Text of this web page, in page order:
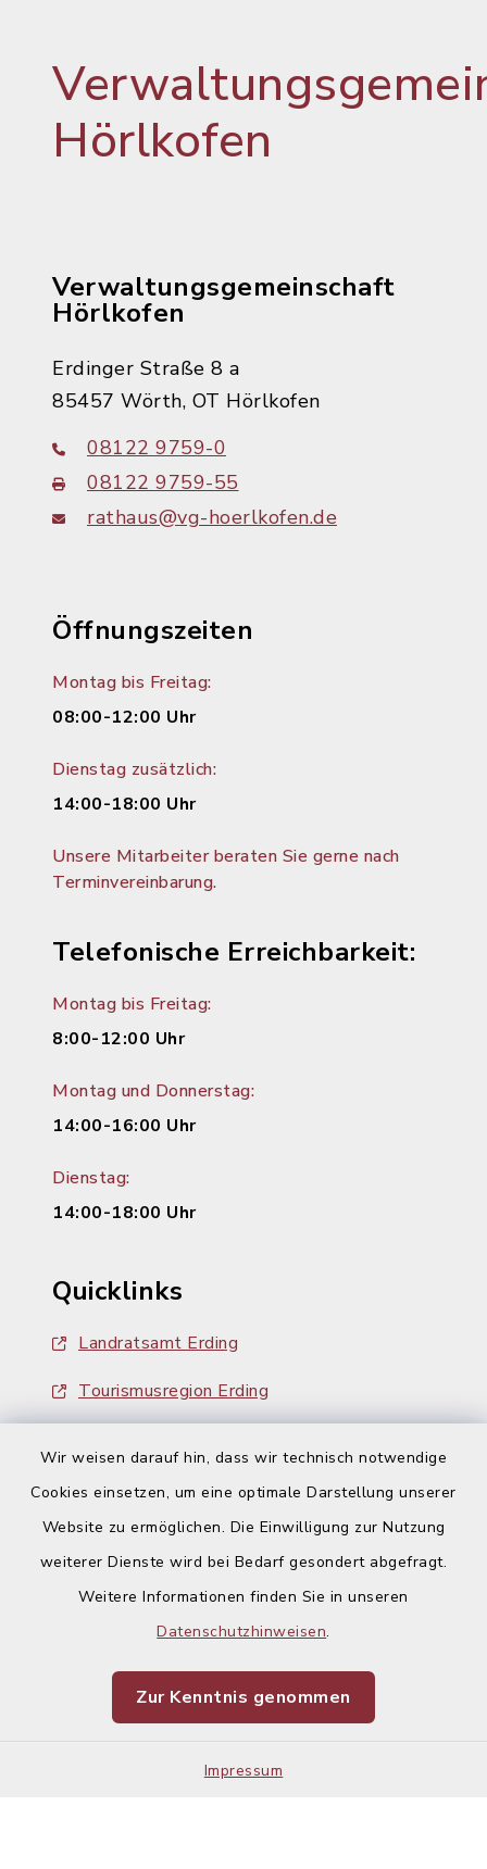
Wir weisen darauf hin, dass wir technisch notwendige
Cookies einsetzen, um eine optimale Darstellung unserer
Website zu ermöglichen. Die Einwilligung zur Nutzung
weiterer Dienste wird bei Bedarf gesondert abgefragt.
Weitere Informationen finden Sie in unseren
Datenschutzhinweisen.
Zur Kenntnis genommen
Impressum
Hörlkofen
Verwaltungsgemeinschaft
Hörlkofen
Erdinger Straße 8 a
85457 Wörth, OT Hörlkofen
08122 9759-0
08122 9759-55
rathaus@vg-hoerlkofen.de
Öffnungszeiten
Montag bis Freitag:
08:00-12:00 Uhr
Dienstag zusätzlich:
14:00-18:00 Uhr
Unsere Mitarbeiter beraten Sie gerne nach
Terminvereinbarung.
Telefonische Erreichbarkeit:
Montag bis Freitag:
8:00-12:00 Uhr
Montag und Donnerstag:
14:00-16:00 Uhr
Dienstag:
14:00-18:00 Uhr
Quicklinks
Landratsamt Erding
Tourismusregion Erding
Kontakt
Datenschutz
Impressum